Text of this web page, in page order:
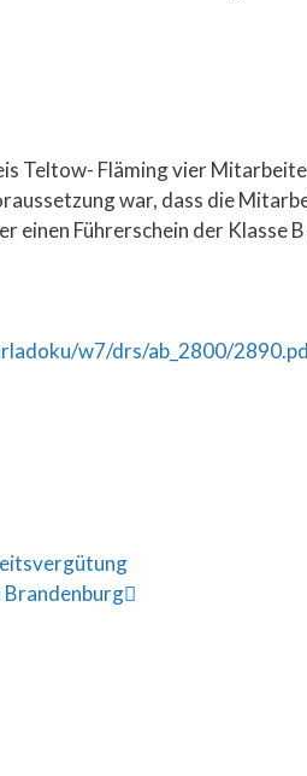
Teltow- Fläming vier
war, dass die
einen Führerschein der
w7/drs/ab_2800/